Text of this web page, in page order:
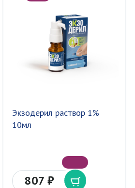
Экзодерил раствор 1%
10мл
807 ₽